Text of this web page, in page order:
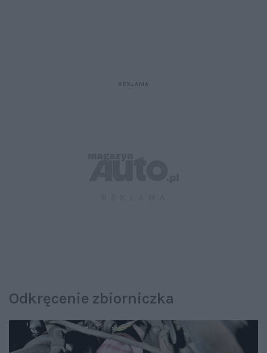
Odkręcenie zbiorniczka